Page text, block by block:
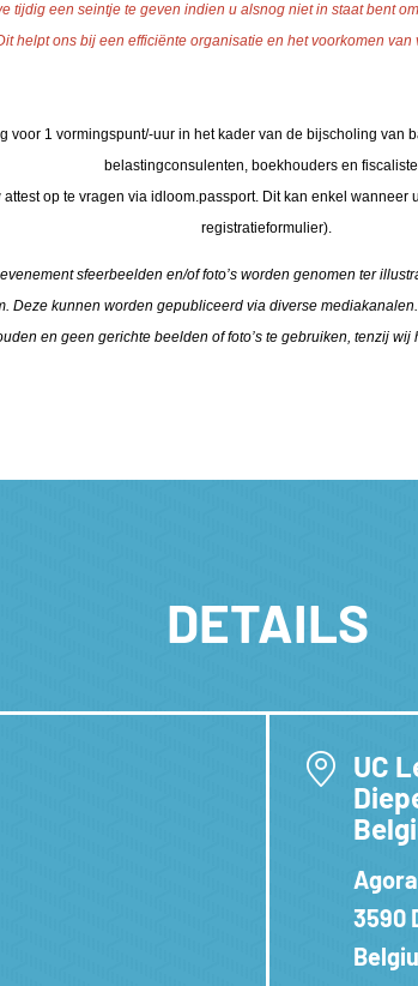
tijdig een seintje te geven indien u alsnog niet in staat bent
helpt ons bij een efficiënte organisatie en het voorkomen van
voor 1 vormingspunt/-uur in het kader van de bijscholing van
belastingconsulenten, boekhouders en
op te vragen via idloom.passport. Dit kan enkel
registratieformulier).
sfeerbeelden en/of foto’s worden genomen ter
Deze kunnen worden gepubliceerd via diverse
en geen gerichte beelden of foto’s te gebruiken, tenzij
DETAILS
UC
3590